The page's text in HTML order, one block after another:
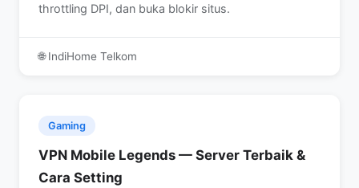
throttling DPI, dan buka blokir situs.
🌐 IndiHome Telkom
Gaming
VPN Mobile Legends — Server Terbaik &
Cara Setting